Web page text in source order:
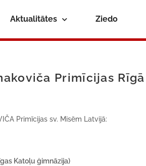
Aktualitātes Ziedo
Primīcijas Rīgā
Primīcijas sv. Misēm Latvijā:
Katoļu ģimnāzija)